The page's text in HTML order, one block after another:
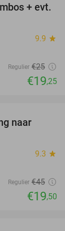
23%
+ evt.
9.9 star
Regulier €25
€19,25
naar
9.3 star
Regulier €45
€19,50